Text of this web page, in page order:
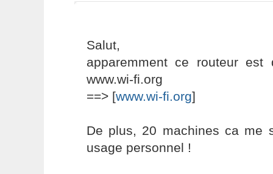
Salut,
apparemment ce routeur
www.wi-fi.org
==> [www.wi-fi.org]
De plus, 20 machines ca me
usage personnel !